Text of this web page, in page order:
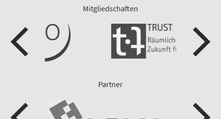
Mitgliedschaften
Partner